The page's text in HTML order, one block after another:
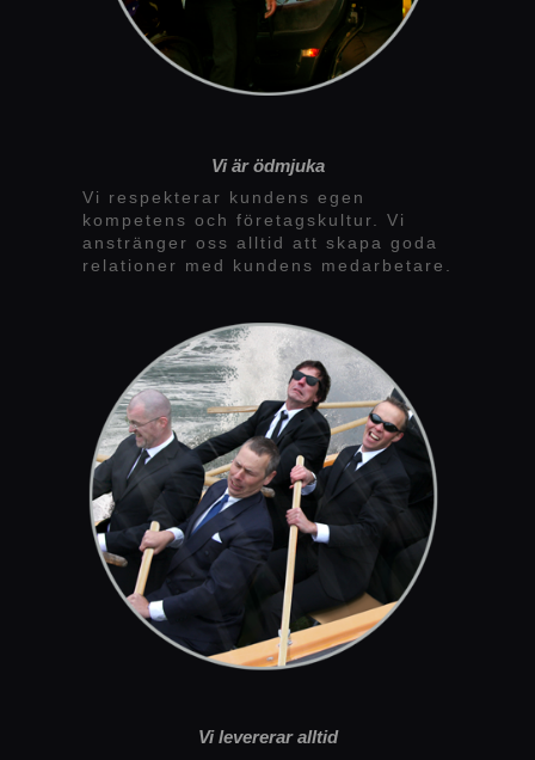
Vi är ödmjuka
Vi respekterar kundens egen
kompetens och företagskultur. Vi
anstränger oss alltid att skapa goda
relationer med kundens medarbetare.
Vi levererar alltid